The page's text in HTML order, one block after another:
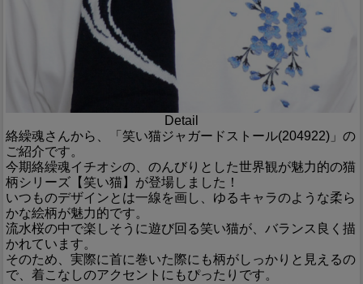
Detail
絡繰魂さんから、「笑い猫ジャガードストール(204922)」の
ご紹介です。
今期絡繰魂イチオシの、のんびりとした世界観が魅力的の猫
柄シリーズ【笑い猫】が登場しました！
いつものデザインとは一線を画し、ゆるキャラのような柔ら
かな絵柄が魅力的です。
流水桜の中で楽しそうに遊び回る笑い猫が、バランス良く描
かれています。
そのため、実際に首に巻いた際にも柄がしっかりと見えるの
で、着こなしのアクセントにもぴったりです。